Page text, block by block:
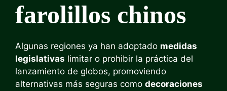
farolillos chinos
Algunas regiones ya han adoptado medidas
legislativas limitar o prohibir la práctica del
lanzamiento de globos, promoviendo
alternativas más seguras como decoraciones